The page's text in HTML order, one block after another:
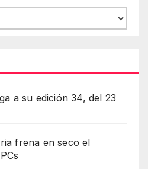
a su edición 34, del 23
frena en seco el